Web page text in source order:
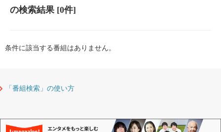
の検索結果[0件]
条件に該当する番組はありません。
「番組検索」の使い方